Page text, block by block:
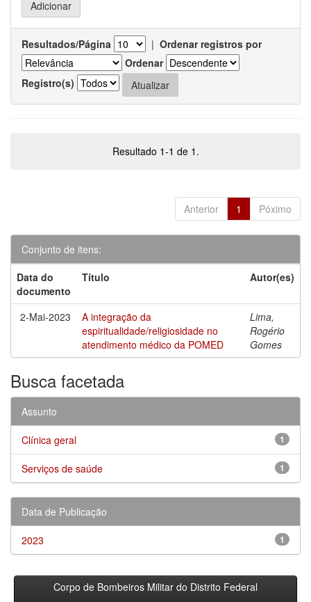
Resultados/Página | Ordenar registros por
Ordenar
Registro(s)
Resultado 1-1 de 1.
Anterior 1 Póximo
Conjunto de itens:
Data do
documento
Título Autor(es)
2-Mai-2023
A integração da
espiritualidade/religiosidade no
atendimento médico da POMED
Lima,
Rogério
Gomes
Busca facetada
Assunto
1
Clínica geral
1
Serviços de saúde
Data de Publicação
1
2023
Corpo de Bombeiros Militar do Distrito Federal